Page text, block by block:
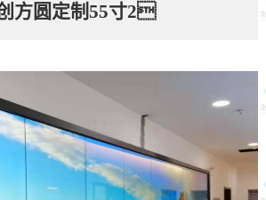
方圆定制55寸2